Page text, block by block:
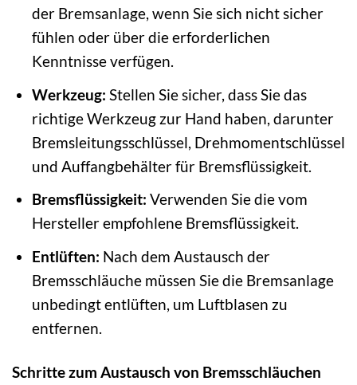
der Bremsanlage, wenn Sie sich nicht sicher
fühlen oder über die erforderlichen
Kenntnisse verfügen.
Werkzeug: Stellen Sie sicher, dass Sie das
richtige Werkzeug zur Hand haben, darunter
Bremsleitungsschlüssel, Drehmomentschlüssel
und Auffangbehälter für Bremsflüssigkeit.
Bremsflüssigkeit: Verwenden Sie die vom
Hersteller empfohlene Bremsflüssigkeit.
Entlüften: Nach dem Austausch der
Bremsschläuche müssen Sie die Bremsanlage
unbedingt entlüften, um Luftblasen zu
entfernen.
Schritte zum Austausch von Bremsschläuchen